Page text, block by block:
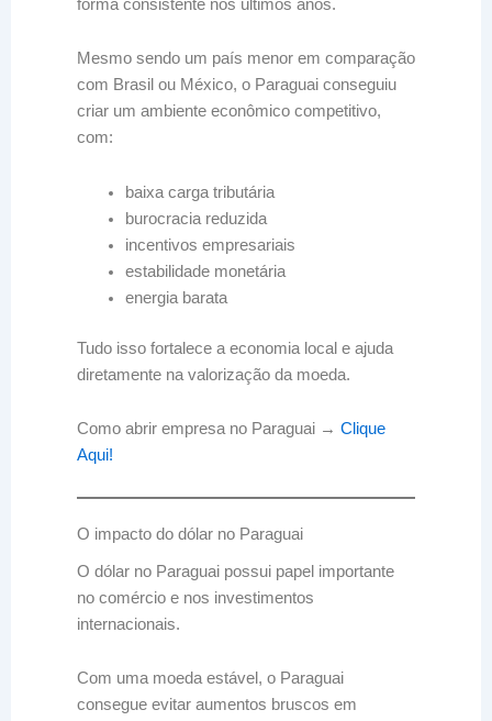
forma consistente nos últimos anos.
Mesmo sendo um país menor em comparação
com Brasil ou México, o Paraguai conseguiu
criar um ambiente econômico competitivo,
com:
baixa carga tributária
burocracia reduzida
incentivos empresariais
estabilidade monetária
energia barata
Tudo isso fortalece a economia local e ajuda
diretamente na valorização da moeda.
Como abrir empresa no Paraguai → Clique
Aqui!
O impacto do dólar no Paraguai
O dólar no Paraguai possui papel importante
no comércio e nos investimentos
internacionais.
Com uma moeda estável, o Paraguai
consegue evitar aumentos bruscos em